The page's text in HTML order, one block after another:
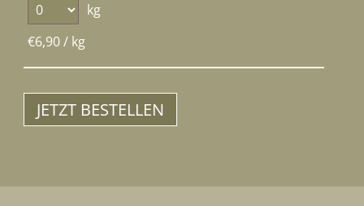
kg
€6,90/ kg
JETZT BESTELLEN